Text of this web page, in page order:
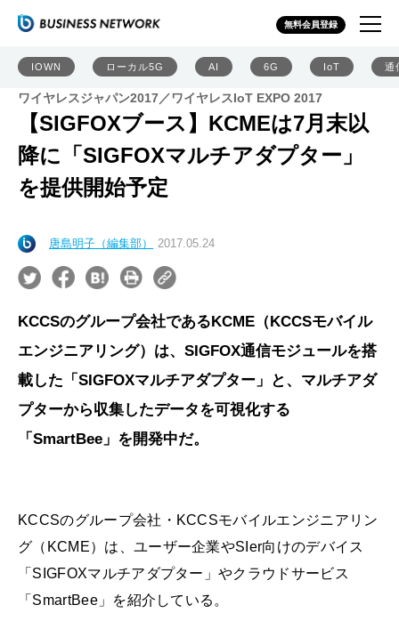
無料会員登録
IOWN ローカル5G AI 6G IoT 通
ワイヤレスジャパン2017／ワイヤレスIoT EXPO 2017
【SIGFOXブース】KCMEは7月末以
降に「SIGFOXマルチアダプター」
を提供開始予定
唐島明子（編集部） 2017.05.24
KCCSのグループ会社であるKCME（KCCSモバイル
エンジニアリング）は、SIGFOX通信モジュールを搭
載した「SIGFOXマルチアダプター」と、マルチアダ
プターから収集したデータを可視化する
「SmartBee」を開発中だ。
KCCSのグループ会社・KCCSモバイルエンジニアリン
グ（KCME）は、ユーザー企業やSIer向けのデバイス
「SIGFOXマルチアダプター」やクラウドサービス
「SmartBee」を紹介している。